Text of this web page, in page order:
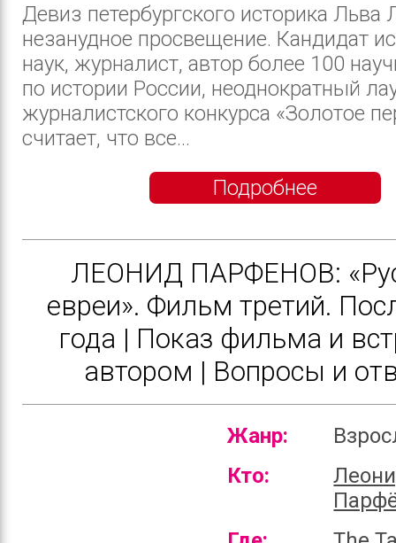
Девиз петербургского историка Льва
незанудное просвещение. Кандидат
наук, журналист, автор более 100
по истории России, неоднократный
журналистского конкурса «Золотое
считает, что все...
Подробнее
ЛЕОНИД ПАРФЕНОВ:
евреи». Фильм третий.
года | Показ фильма и
автором | Вопросы и
Жанр:
Кто: